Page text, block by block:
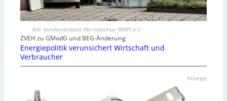
Bild: Bundesverband Wärmepumpe (BWP) e.V.
ZVEH zu GModG und BEG-Änderung
Energiepolitik verunsichert Wirtschaft und
Verbraucher
Anzeige